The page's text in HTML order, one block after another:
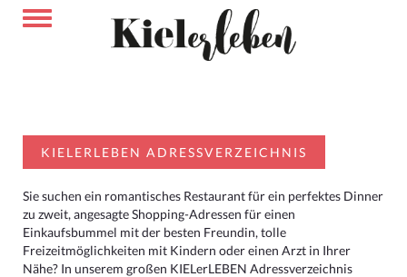
KIELERLEBEN ADRESSVERZEICHNIS
Sie suchen ein romantisches Restaurant für ein perfektes Dinner
zu zweit, angesagte Shopping-Adressen für einen
Einkaufsbummel mit der besten Freundin, tolle
Freizeitmöglichkeiten mit Kindern oder einen Arzt in Ihrer
Nähe? In unserem großen KIELerLEBEN Adressverzeichnis